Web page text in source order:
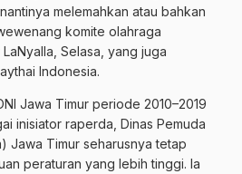
melemahkan atau bahkan
komite olahraga
Selasa, yang juga
Indonesia.
Jawa Timur periode 2010–2019
inisiator raperda, Dinas Pemuda
Jawa Timur seharusnya tetap
peraturan yang lebih tinggi. Ia